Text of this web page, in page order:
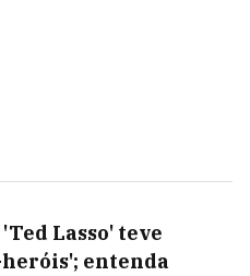
Lasso' teve
entenda